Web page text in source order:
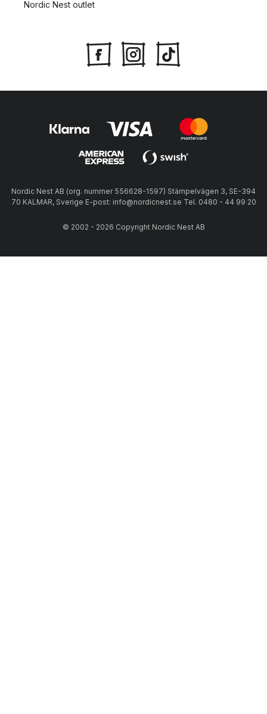
Nordic Nest outlet
Nordic Nest AB (org. nummer 556628-1597) Stämpelvägen 3, SE-394
70 KALMAR, Sverige E-post: info@nordicnest.se Tel. 0480 - 44 99 20
© 2002 - 2026 Copyright Nordic Nest AB